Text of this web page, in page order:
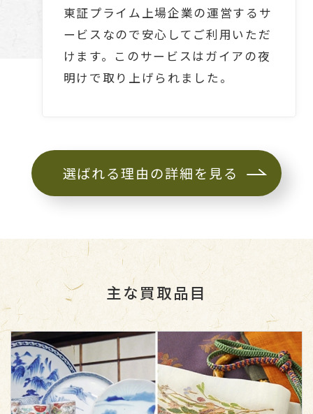
東証プライム上場企業の運営するサ
ービスなので安心してご利用いただ
けます。このサービスはガイアの夜
明けで取り上げられました。
選ばれる理由の詳細を見る
主な買取品目